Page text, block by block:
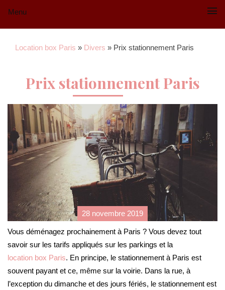
Menu
Location box Paris » Divers » Prix stationnement Paris
Prix stationnement Paris
28 novembre 2019
Vous déménagez prochainement à Paris ? Vous devez tout
savoir sur les tarifs appliqués sur les parkings et la
location box Paris. En principe, le stationnement à Paris est
souvent payant et ce, même sur la voirie. Dans la rue, à
l’exception du dimanche et des jours fériés, le stationnement est